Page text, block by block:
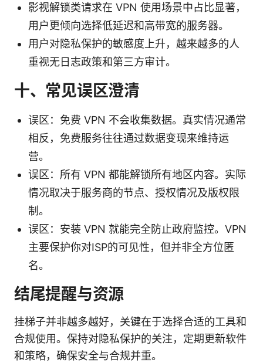
影视解锁类请求在 VPN 使用场景中占比显著，
用户更倾向选择低延迟和高带宽的服务器。
用户对隐私保护的敏感度上升，越来越多的人
重视无日志政策和第三方审计。
十、常见误区澄清
误区：免费 VPN 不会收集数据。真实情况通常
相反，免费服务往往通过数据变现来维持运
营。
误区：所有 VPN 都能解锁所有地区内容。实际
情况取决于服务商的节点、授权情况及版权限
制。
误区：安装 VPN 就能完全防止政府监控。VPN
主要保护你对ISP的可见性，但并非全方位匿
名。
结尾提醒与资源
挂梯子并非越多越好，关键在于选择合适的工具和
合规使用。保持对隐私保护的关注，定期更新软件
和策略，确保安全与合规并重。